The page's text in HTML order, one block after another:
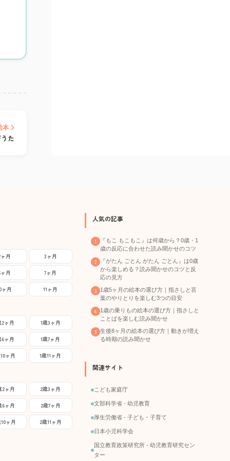
本
た
月 3ヶ月
月 7ヶ月
ヶ月 11ヶ月
2ヶ月 1歳3ヶ月
6ヶ月 1歳7ヶ月
ヶ月 1歳11ヶ月
2ヶ月 2歳3ヶ月
6ヶ月 2歳7ヶ月
ヶ月 2歳11ヶ月
人気の記事
『もこ もこもこ』は何歳から？0歳・1
歳の反応に合わせた読み聞かせのコツ
『がたん ごとん がたん ごとん』は0歳
から楽しめる？読み聞かせのコツと反
応の見方
1歳5ヶ月の絵本の選び方｜指さしと言
葉のやりとりを楽しむ3つの目安
1歳の乗りもの絵本の選び方｜指さしと
ことばを楽しむ読み聞かせ
生後8ヶ月の絵本の選び方｜動きが増え
る時期の読み聞かせ
関連サイト
こども家庭庁
文部科学省 - 幼児教育
厚生労働省 - 子ども・子育て
日本小児科学会
国立教育政策研究所 - 幼児教育研究セン
ター